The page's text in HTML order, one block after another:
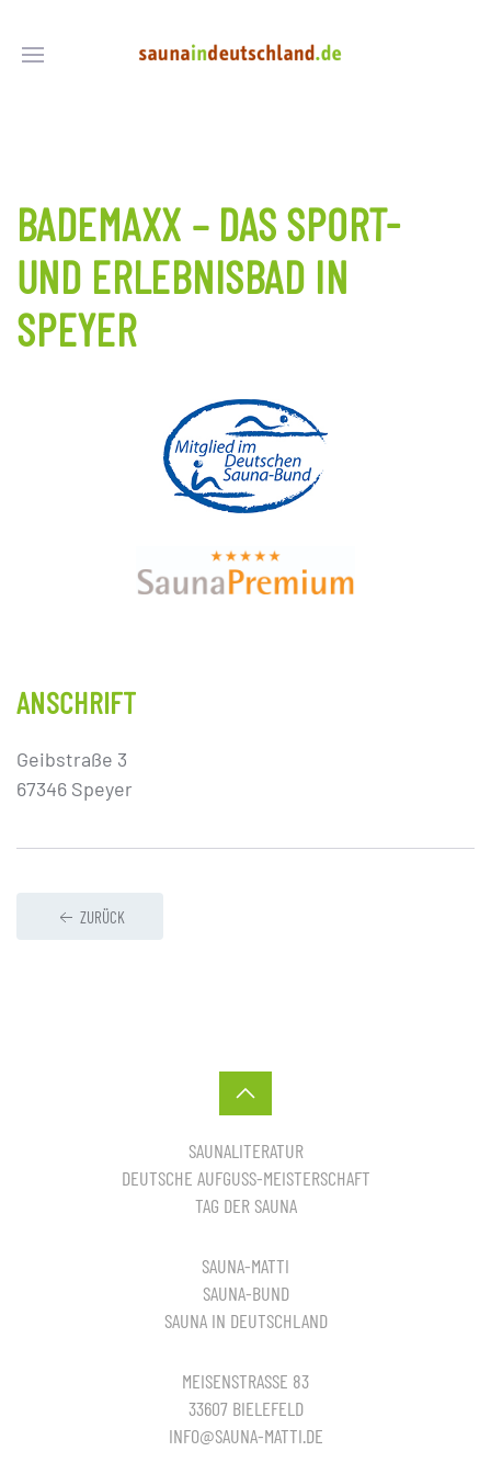
BADEMAXX – DAS SPORT-
UND ERLEBNISBAD IN
SPEYER
ANSCHRIFT
Geibstraße 3
67346 Speyer
ZURÜCK
SAUNALITERATUR
DEUTSCHE AUFGUSS-MEISTERSCHAFT
TAG DER SAUNA
SAUNA-MATTI
SAUNA-BUND
SAUNA IN DEUTSCHLAND
MEISENSTRASSE 83
33607 BIELEFELD
INFO@SAUNA-MATTI.DE